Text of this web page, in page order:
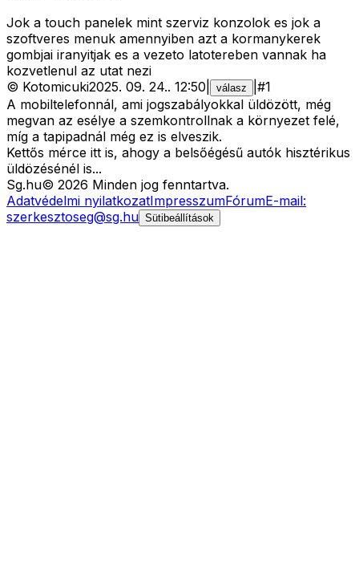
Jok a touch panelek mint szerviz konzolok es jok a
szoftveres menuk amennyiben azt a kormanykerek
gombjai iranyitjak es a vezeto latotereben vannak ha
kozvetlenul az utat nezi
© Kotomicuki2025. 09. 24.. 12:50 válasz #1
A mobiltelefonnál, ami jogszabályokkal üldözött, még
megvan az esélye a szemkontrollnak a környezet felé,
míg a tapipadnál még ez is elveszik.
Kettős mérce itt is, ahogy a belsőégésű autók hisztérikus
üldözésénél is...
Sg.hu© 2026 Minden jog fenntartva.
Adatvédelmi nyilatkozatImpresszumFórumE-mail:
szerkesztoseg@sg.hu Sütibeállítások